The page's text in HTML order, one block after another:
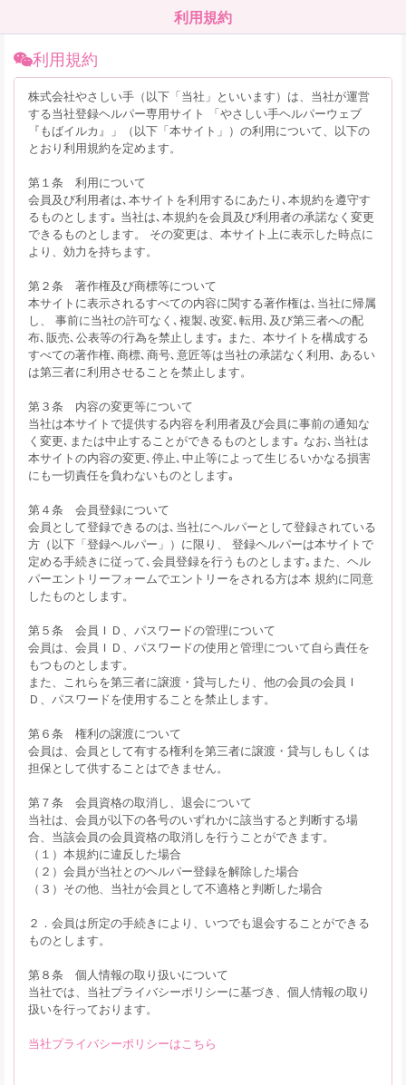
利用規約
利用規約
株式会社やさしい手（以下「当社」といいます）は、当社が運営
する当社登録ヘルパー専用サイト 「やさしい手ヘルパーウェブ
『もばイルカ』」（以下「本サイト」）の利用について、以下の
とおり利用規約を定めます。
第１条 利用について
会員及び利用者は､本サイトを利用するにあたり､本規約を遵守す
るものとします｡ 当社は､本規約を会員及び利用者の承諾なく変更
できるものとします。 その変更は、本サイト上に表示した時点に
より、効力を持ちます。
第２条 著作権及び商標等について
本サイトに表示されるすべての内容に関する著作権は､当社に帰属
し、 事前に当社の許可なく､複製､改変､転用､及び第三者への配
布､販売､公表等の行為を禁止します｡ また、本サイトを構成する
すべての著作権､商標､商号､意匠等は当社の承諾なく利用､ あるい
は第三者に利用させることを禁止します。
第３条 内容の変更等について
当社は本サイトで提供する内容を利用者及び会員に事前の通知な
く変更､または中止することができるものとします｡ なお､当社は
本サイトの内容の変更､停止､中止等によって生じるいかなる損害
にも一切責任を負わないものとします｡
第４条 会員登録について
会員として登録できるのは､当社にヘルパーとして登録されている
方（以下「登録ヘルパー」）に限り、 登録ヘルパーは本サイトで
定める手続きに従って､会員登録を行うものとします｡また、ヘル
パーエントリーフォームでエントリーをされる方は本 規約に同意
したものとします。
第５条 会員ＩＤ、パスワードの管理について
会員は、会員ＩＤ、パスワードの使用と管理について自ら責任を
もつものとします。
また、これらを第三者に譲渡・貸与したり、他の会員の会員Ｉ
Ｄ、パスワードを使用することを禁止します。
第６条 権利の譲渡について
会員は、会員として有する権利を第三者に譲渡・貸与しもしくは
担保として供することはできません。
第７条 会員資格の取消し、退会について
当社は、会員が以下の各号のいずれかに該当すると判断する場
合、当該会員の会員資格の取消しを行うことができます。
（１）本規約に違反した場合
（２）会員が当社とのヘルパー登録を解除した場合
（３）その他、当社が会員として不適格と判断した場合
２．会員は所定の手続きにより、いつでも退会することができる
ものとします。
第８条 個人情報の取り扱いについて
当社では、当社プライバシーポリシーに基づき、個人情報の取り
扱いを行っております。
当社プライバシーポリシーはこちら